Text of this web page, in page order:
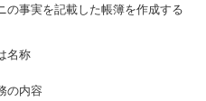
の事実を記載した帳簿を作成する
名称
の内容